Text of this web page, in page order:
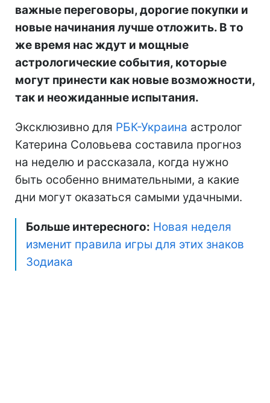
важные переговоры, дорогие покупки и
новые начинания лучше отложить. В то
же время нас ждут и мощные
астрологические события, которые
могут принести как новые возможности,
так и неожиданные испытания.
Эксклюзивно для РБК-Украина астролог
Катерина Соловьева составила прогноз
на неделю и рассказала, когда нужно
быть особенно внимательными, а какие
дни могут оказаться самыми удачными.
Больше интересного: Новая неделя
изменит правила игры для этих знаков
Зодиака